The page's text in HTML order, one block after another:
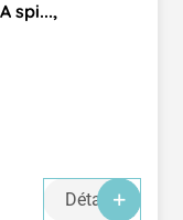
spi...,
Détails